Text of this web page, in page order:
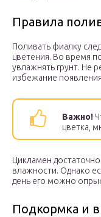
Правила
Поливать фиалку
цветения. Во время
увлажнять грунт. Не
избежание
Важно!
цветка,
Цикламен
влажности. Однако
день его можно
Подкормка и